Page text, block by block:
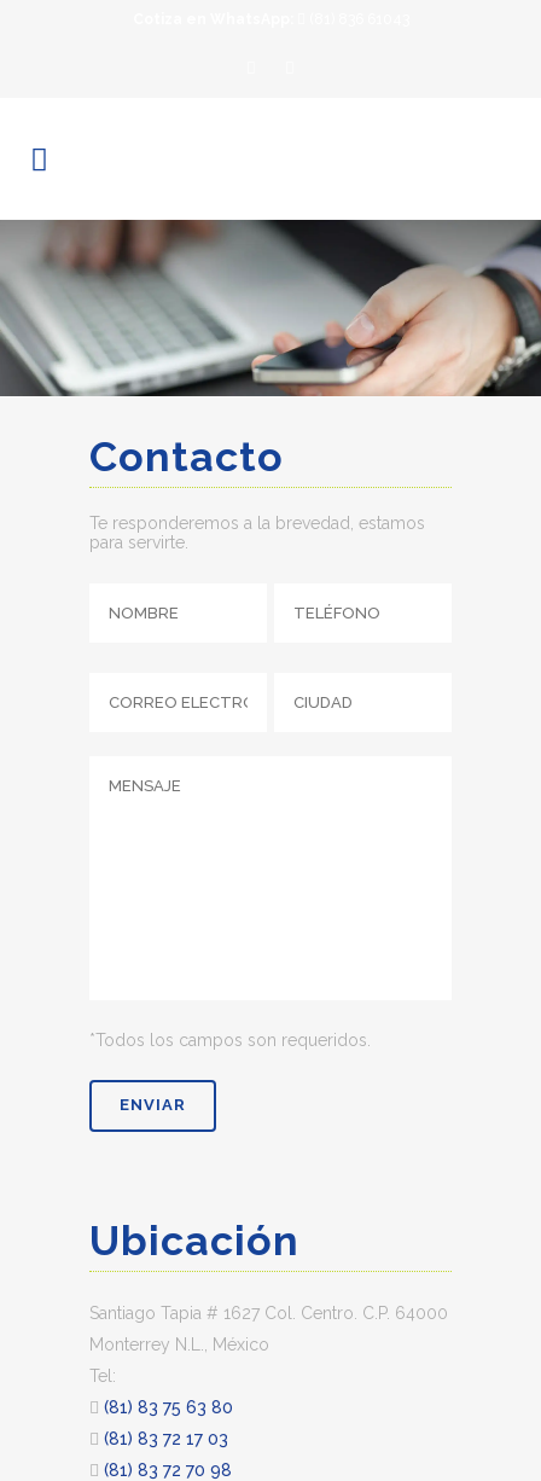
Contacto
Te responderemos a la brevedad, estamos
para servirte.
*Todos los campos son requeridos.
Ubicación
Santiago Tapia # 1627 Col. Centro. C.P. 64000
Monterrey N.L., México
Tel:
(81) 83 75 63 80
(81) 83 72 17 03
(81) 83 72 70 98